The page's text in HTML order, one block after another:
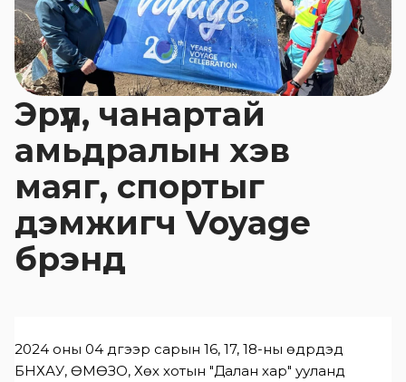
Эрүүл, чанартай
амьдралын хэв
маяг, спортыг
дэмжигч Voyage
брэнд
2024 оны 04 дүгээр сарын 16, 17, 18-ны өдрүүдэд
БНХАУ, ӨМӨЗО, Хөх хотын "Далан хар" ууланд